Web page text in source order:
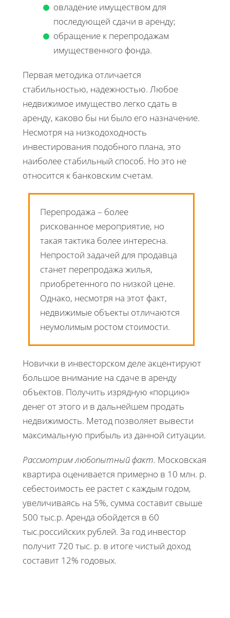
овладение имуществом для
последующей сдачи в аренду;
обращение к перепродажам
имущественного фонда.
Первая методика отличается
стабильностью, надежностью. Любое
недвижимое имущество легко сдать в
аренду, каково бы ни было его назначение.
Несмотря на низкодоходность
инвестирования подобного плана, это
наиболее стабильный способ. Но это не
относится к банковским счетам.
Перепродажа – более
рискованное мероприятие, но
такая тактика более интересна.
Непростой задачей для продавца
станет перепродажа жилья,
приобретенного по низкой цене.
Однако, несмотря на этот факт,
недвижимые объекты отличаются
неумолимым ростом стоимости.
Новички в инвесторском деле акцентируют
большое внимание на сдаче в аренду
объектов. Получить изрядную «порцию»
денег от этого и в дальнейшем продать
недвижимость. Метод позволяет вывести
максимальную прибыль из данной ситуации.
Рассмотрим любопытный факт. Московская
квартира оценивается примерно в 10 млн. р.
себестоимость ее растет с каждым годом,
увеличиваясь на 5%, сумма составит свыше
500 тыс.р. Аренда обойдется в 60
тыс.российских рублей. За год инвестор
получит 720 тыс. р. в итоге чистый доход
составит 12% годовых.